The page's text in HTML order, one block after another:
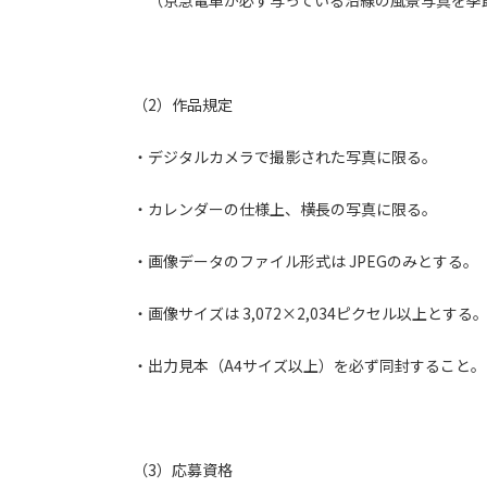
（2）作品規定
・デジタルカメラで撮影された写真に限る。
・カレンダーの仕様上、横長の写真に限る。
・画像データのファイル形式は JPEGのみとする。
・画像サイズは 3,072×2,034ピクセル以上とする。
・出力見本（A4サイズ以上）を必ず同封すること。
（3）応募資格